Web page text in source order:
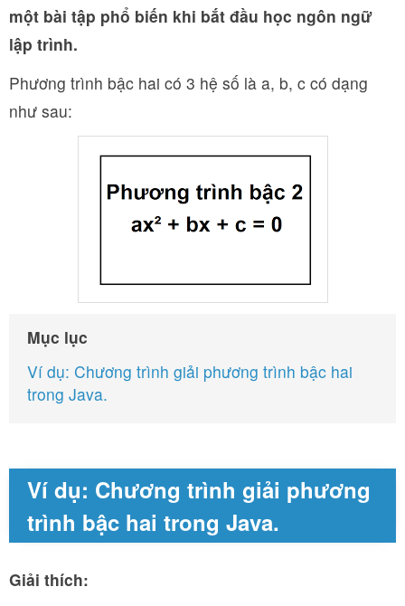
một bài tập phổ biến khi bắt đầu học ngôn ngữ
lập trình.
Phương trình bậc hai có 3 hệ số là a, b, c có dạng
như sau:
Mục lục
Ví dụ: Chương trình giải phương trình bậc hai
trong Java.
Ví dụ: Chương trình giải phương
trình bậc hai trong Java.
Giải thích: